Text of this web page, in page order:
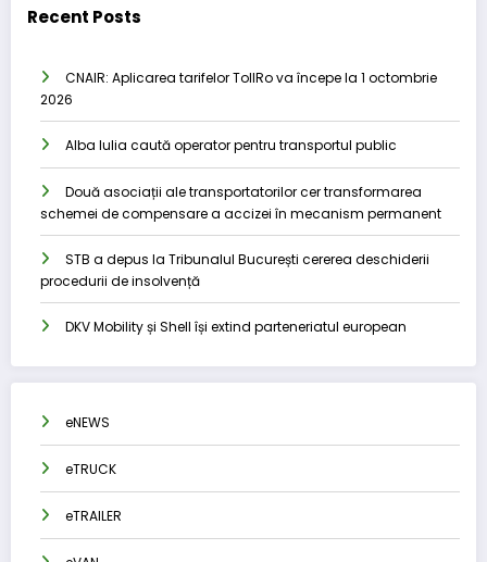
Recent Posts
CNAIR: Aplicarea tarifelor TollRo va începe la 1 octombrie
2026
Alba Iulia caută operator pentru transportul public
Două asociații ale transportatorilor cer transformarea
schemei de compensare a accizei în mecanism permanent
STB a depus la Tribunalul București cererea deschiderii
procedurii de insolvență
DKV Mobility și Shell își extind parteneriatul european
eNEWS
eTRUCK
eTRAILER